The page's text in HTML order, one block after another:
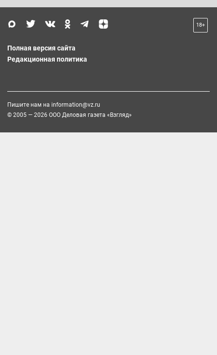
18+
Полная версия сайта
Редакционная политика
Пишите нам на information@vz.ru
© 2005 — 2026 ООО Деловая газета «Взгляд»